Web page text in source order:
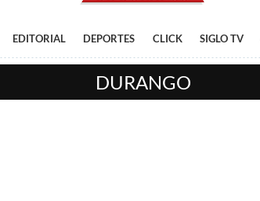
EDITORIAL DEPORTES CLICK SIGLO TV
DURANGO